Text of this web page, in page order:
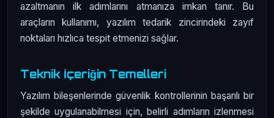
azaltmanın ilk adımlarını atmanıza imkan tanır. Bu
araçların kullanımı, yazılım tedarik zincirindeki zayıf
noktaları hızlıca tespit etmenizi sağlar.
Teknik İçeriğin Temelleri
Yazılım bileşenlerinde güvenlik kontrollerinin başarılı bir
şekilde uygulanabilmesi için, belirli adımların izlenmesi